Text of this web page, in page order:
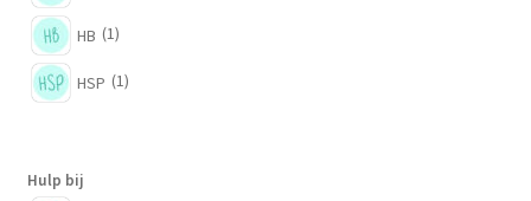
HB (1)
HSP (1)
Hulp bij